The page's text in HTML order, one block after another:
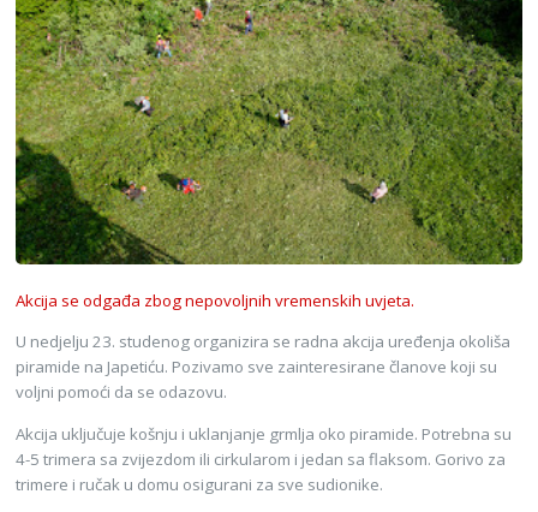
Akcija se odgađa zbog nepovoljnih vremenskih uvjeta.
U nedjelju 23. studenog organizira se radna akcija uređenja okoliša
piramide na Japetiću. Pozivamo sve zainteresirane članove koji su
voljni pomoći da se odazovu.
Akcija uključuje košnju i uklanjanje grmlja oko piramide. Potrebna su
4-5 trimera sa zvijezdom ili cirkularom i jedan sa flaksom. Gorivo za
trimere i ručak u domu osigurani za sve sudionike.